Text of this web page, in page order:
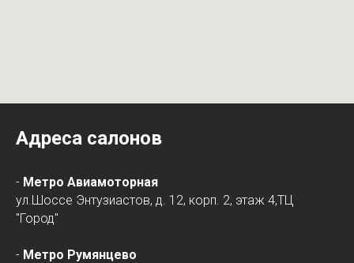
Адреса салонов
- Метро Авиамоторная
ул.Шоссе Энтузиастов, д. 12, корп. 2, этаж 4,ТЦ
"Город"
- Метро Румянцево